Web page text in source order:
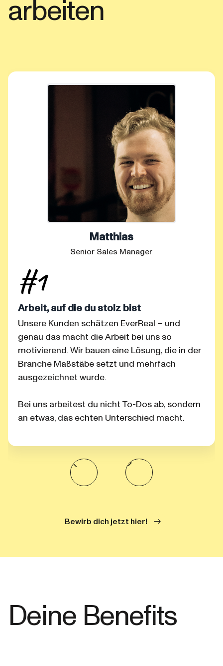
arbeiten
Arbeit, auf die du stolz bist
Unsere Kunden schätzen EverReal – und
genau das macht die Arbeit bei uns so
motivierend. Wir bauen eine Lösung, die in der
Branche Maßstäbe setzt und mehrfach
ausgezeichnet wurde.
Bei uns arbeitest du nicht To-Dos ab, sondern
an etwas, das echten Unterschied macht.
Matthias
Senior Sales Manager
Bewirb dich jetzt hier!
Deine Benefits